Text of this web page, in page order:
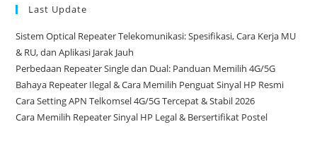
Last Update
Sistem Optical Repeater Telekomunikasi: Spesifikasi, Cara Kerja MU
& RU, dan Aplikasi Jarak Jauh
Perbedaan Repeater Single dan Dual: Panduan Memilih 4G/5G
Bahaya Repeater Ilegal & Cara Memilih Penguat Sinyal HP Resmi
Cara Setting APN Telkomsel 4G/5G Tercepat & Stabil 2026
Cara Memilih Repeater Sinyal HP Legal & Bersertifikat Postel